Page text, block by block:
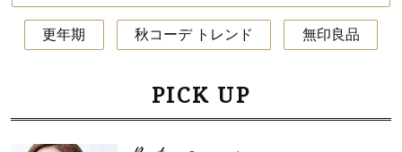
更年期 秋コーデ トレンド 無印良品
PICK UP